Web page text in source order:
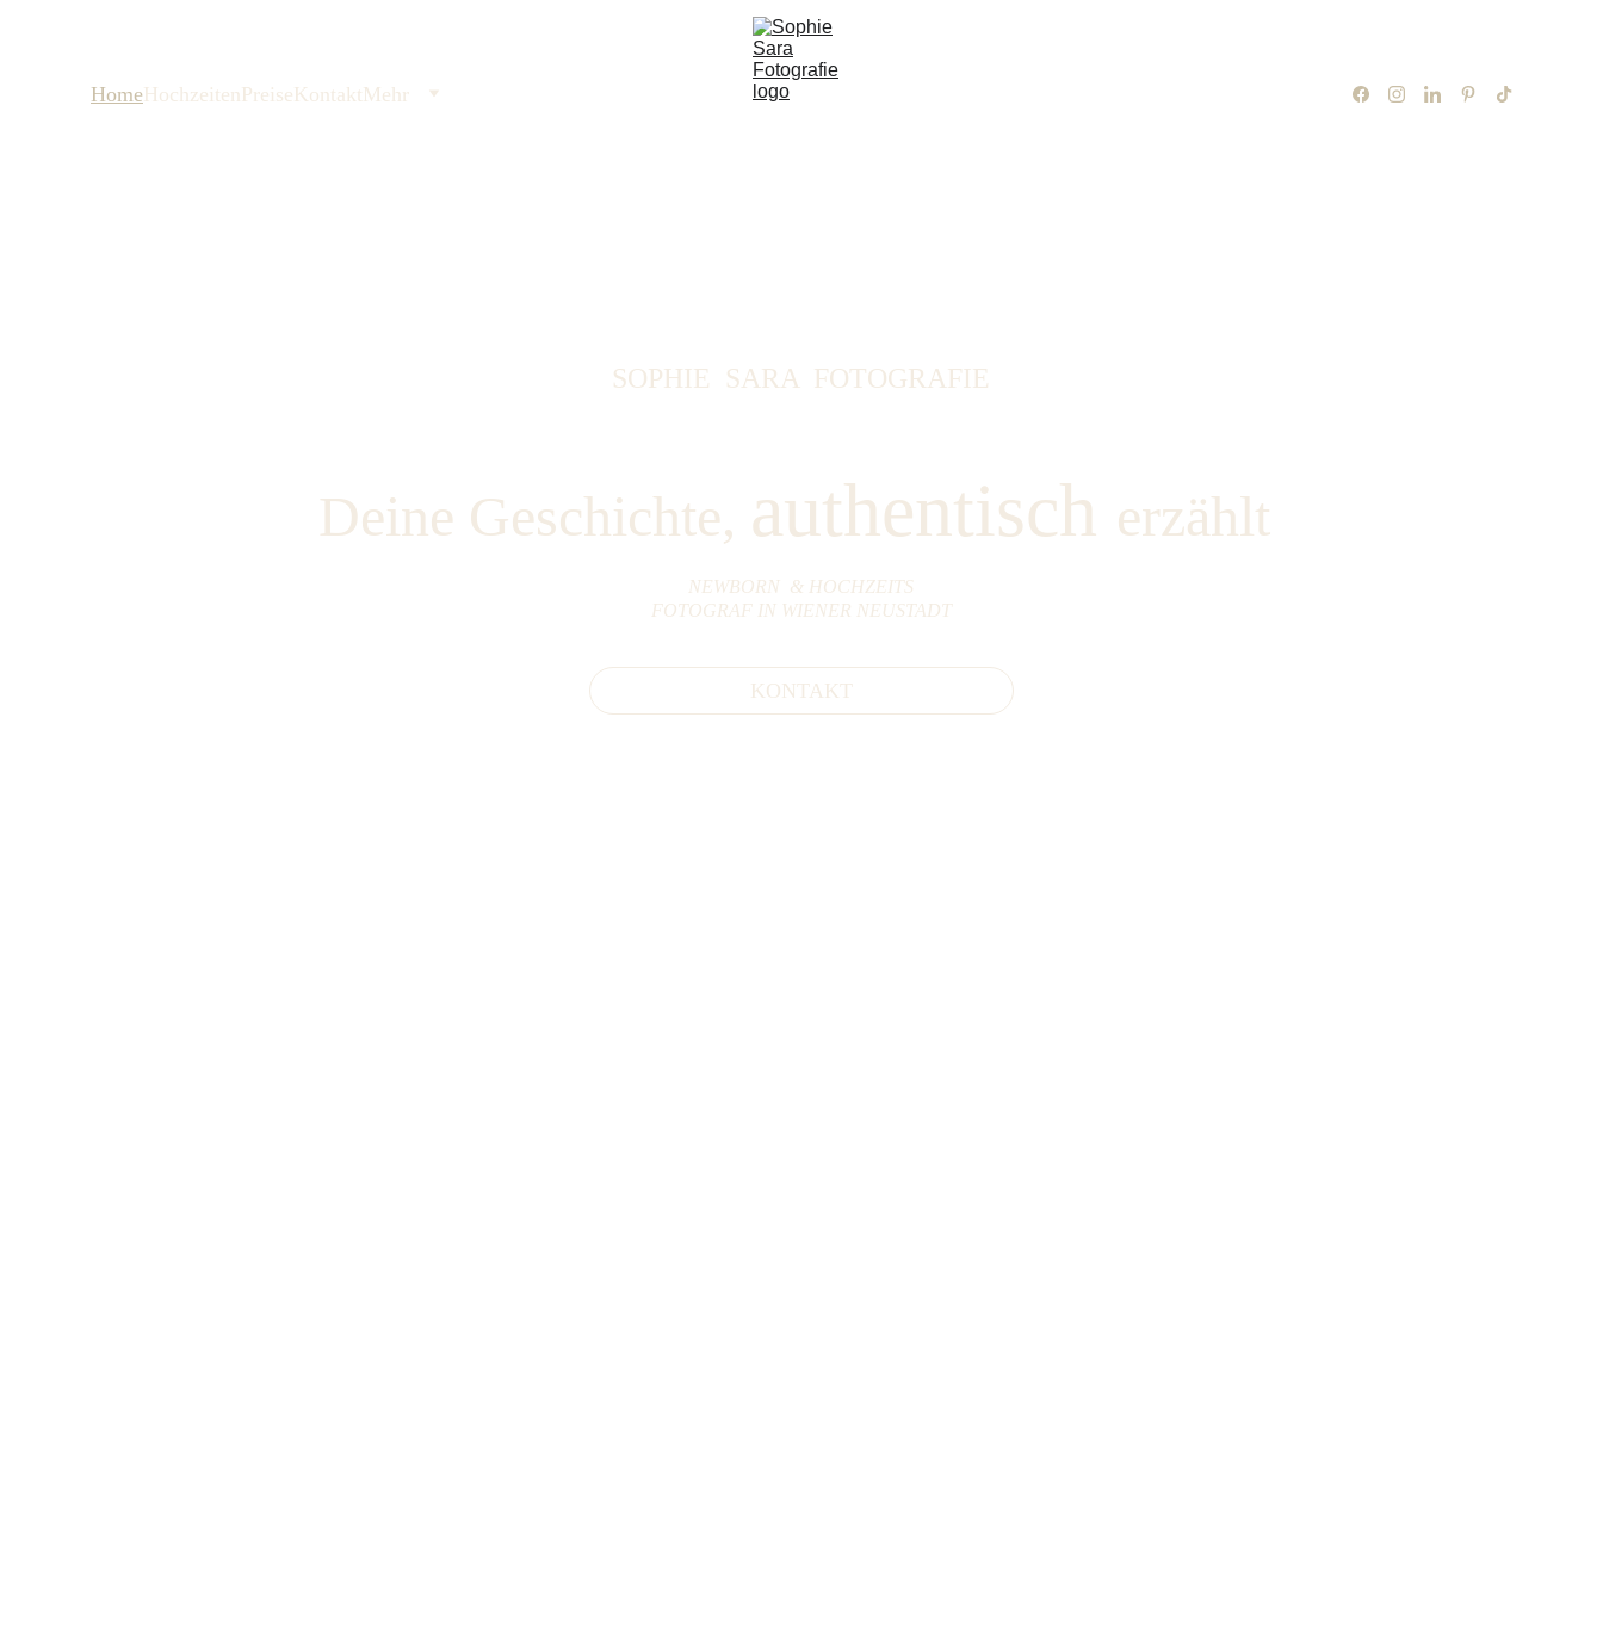
HomeHochzeiten PreiseKontakt Mehr
SOPHIE  SARA  FOTOGRAFIE
Deine Geschichte, authentisch erzählt
NEWBORN & HOCHZEITS
FOTOGRAF IN WIENER NEUSTADT
KONTAKT